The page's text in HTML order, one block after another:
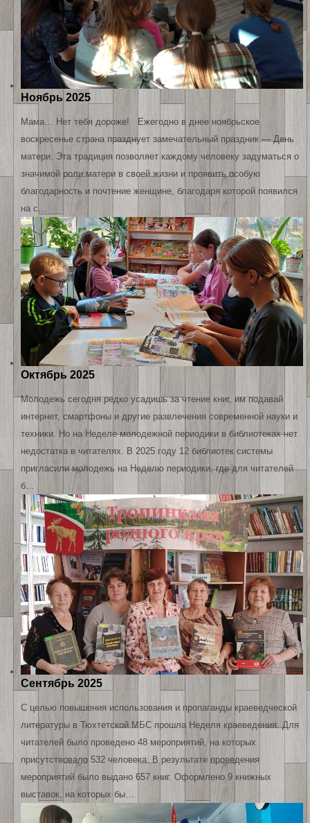
Ноябрь 2025
Мама… Нет тебя дороже! Ежегодно в днее ноябрьское
воскресенье страна празднует замечательный праздник — День
матери. Эта традиция позволяет каждому человеку задуматься о
значимой роли матери в своей жизни и проявить особую
благодарность и почтение женщине, благодаря которой появился
на с…
Октябрь 2025
Молодежь сегодня редко усадишь за чтение книг, им подавай
интернет, смартфоны и другие развлечения современной науки и
техники. Но на Неделе молодежной периодики в библиотеках нет
недостатка в читателях. В 2025 году 12 библиотек системы
пригласили молодежь на Неделю периодики, где для читателей
б…
Сентябрь 2025
С целью повышения использования и пропаганды краеведческой
литературы в Тюхтетской МБС прошла Неделя краеведения. Для
читателей было проведено 48 мероприятий, на которых
присутствовало 532 человека. В результате проведения
мероприятий было выдано 657 книг. Оформлено 9 книжных
выставок, на которых бы…